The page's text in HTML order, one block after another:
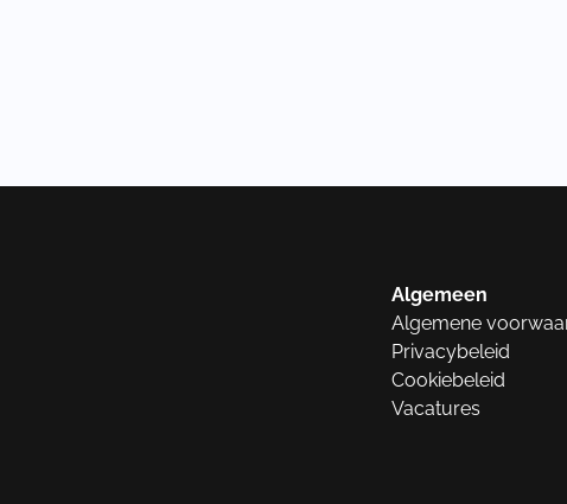
Algemeen
Algemene
Privacybeleid
Cookiebeleid
Vacatures